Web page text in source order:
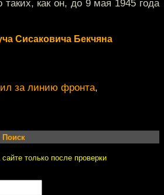
как он, до 9 мая 1945 года
Сисаковича Бекчяна
за линию фронта,
Поиск
только после проверки